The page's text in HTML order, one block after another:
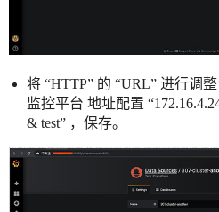
将 “HTTP” 的 “URL” 进行调
监控平台 地址配置
& test” ，保存。